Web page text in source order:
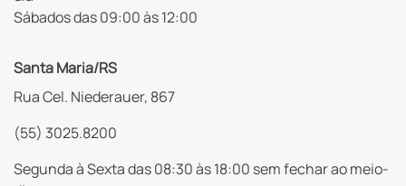
Sábados das 09:00 às 12:00
Santa Maria/RS
Rua Cel. Niederauer, 867
(55) 3025.8200
Segunda à Sexta das 08:30 às 18:00 sem fechar ao meio-